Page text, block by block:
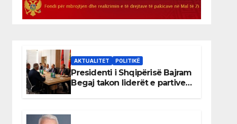
AKTUALITET POLITIKË
Presidenti i Shqipërisë Bajram
Begaj takon liderët e partive